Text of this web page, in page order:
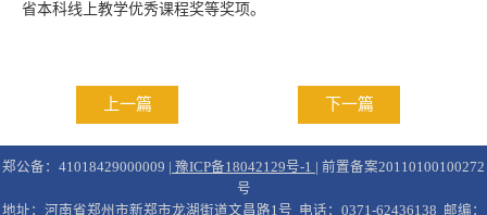
省本科线上教学优秀课程奖等奖项。
上一篇 下一篇
郑公备：41018429000009 | 豫ICP备18042129号-1
| 前置备案20110100100272
号
地址：河南省郑州市新郑市龙湖街道文昌路1号 电话：0371-62436138 邮编：